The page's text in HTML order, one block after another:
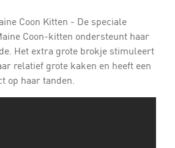
Coon Kitten - De speciale
Coon-kitten ondersteunt haar
Het extra grote brokje stimuleert
relatief grote kaken en heeft een
op haar tanden.